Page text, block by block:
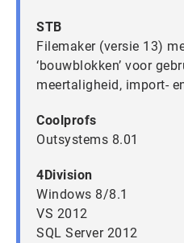
STB
Filemaker (versie 13)
‘bouwblokken’ voor
meertaligheid, import-
Coolprofs
Outsystems 8.01
4Division
Windows 8/8.1
VS 2012
SQL Server 2012